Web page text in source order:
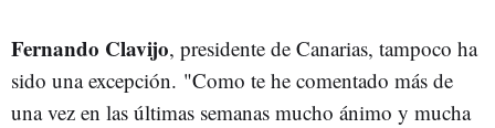
Fernando Clavijo, presidente de Canarias, tampoco ha
sido una excepción. "Como te he comentado más de
una vez en las últimas semanas mucho ánimo y mucha